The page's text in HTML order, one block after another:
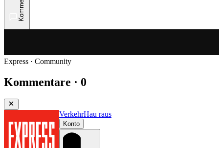
Express · Community
Kommentare · 0
VerkehrHau raus
Konto